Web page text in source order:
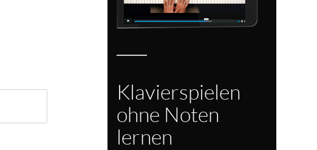
Klavierspielen
ohne Noten
lernen